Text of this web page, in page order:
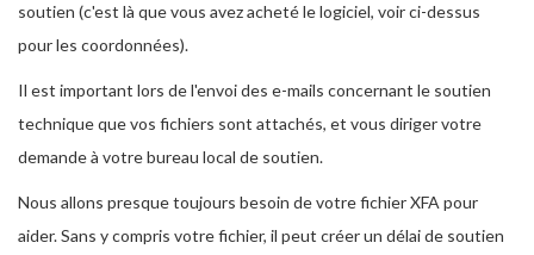
soutien (c'est là que vous avez acheté le logiciel, voir ci-dessus
pour les coordonnées).
Il est important lors de l'envoi des e-mails concernant le soutien
technique que vos fichiers sont attachés, et vous diriger votre
demande à votre bureau local de soutien.
Nous allons presque toujours besoin de votre fichier XFA pour
aider. Sans y compris votre fichier, il peut créer un délai de soutien